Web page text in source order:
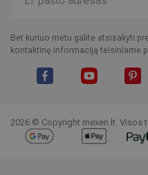
Bet kuriuo metu galite atsisakyti
kontaktinę informaciją teisiniame
2026 © Copyright mexen.lt. Visos